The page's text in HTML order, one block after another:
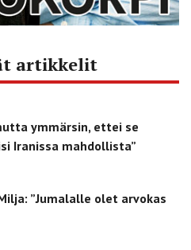
artikkelit
ymmärsin, ettei se
Iranissa mahdollista”
”Jumalalle olet arvokas